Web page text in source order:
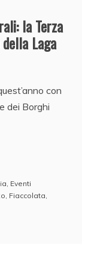
la Terza
Laga
con
dei Borghi
, Eventi
, Fiaccolata,